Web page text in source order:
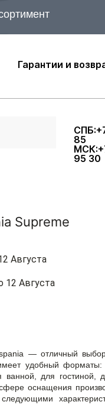
Гарантии и
85
95 30
Supreme
Августа
12 Августа
— отличный
удобный
для гостиной,
оснащения